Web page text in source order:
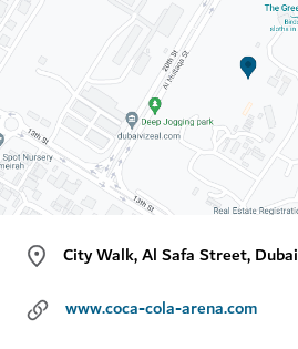
City Walk, Al Safa Street, Dubai
www.coca-cola-arena.com